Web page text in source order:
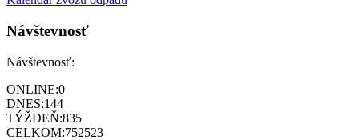
Návštevnosť
Návštevnosť:
ONLINE:0
DNES:144
TÝŽDEŇ:835
CELKOM:752523